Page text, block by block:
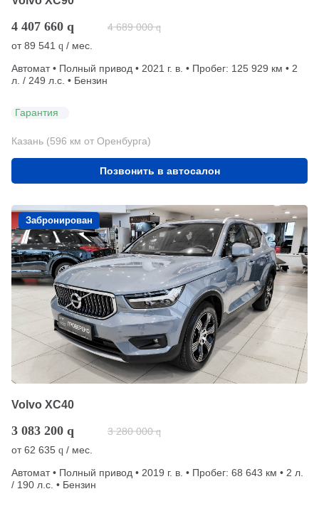
4 407 660 q 4 689 000 q
от89 541 q / мес.
Автомат • Полный привод • 2021 г. в. • Пробег: 125 929 км • 2
л. / 249 л.с. • Бензин
Гарантия
Казань (596 км от Оренбурга)
Позвонить в автосалон
Забронирован
Volvo XC40
3 083 200 q 3 280 000 q
от62 635 q / мес.
Автомат • Полный привод • 2019 г. в. • Пробег: 68 643 км • 2 л.
/ 190 л.с. • Бензин